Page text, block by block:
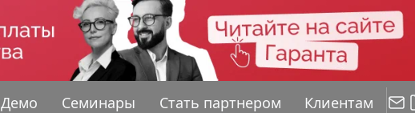
Демо Семинары Стать партнером Клиентам